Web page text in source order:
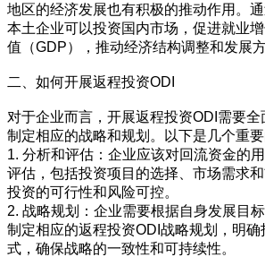
地区的经济发展也有积极的推动作用。
本土企业可以投资国内市场，促进就业
值（GDP），推动经济结构调整和发展方
二、如何开展返程投资ODI
对于企业而言，开展返程投资ODI需要
制定相应的战略和规划。以下是几个重要
1. 分析和评估：企业应该对回流资金的
评估，包括投资项目的选择、市场需求
投资的可行性和风险可控。
2. 战略规划：企业需要根据自身发展目
制定相应的返程投资ODI战略规划，明
式，确保战略的一致性和可持续性。